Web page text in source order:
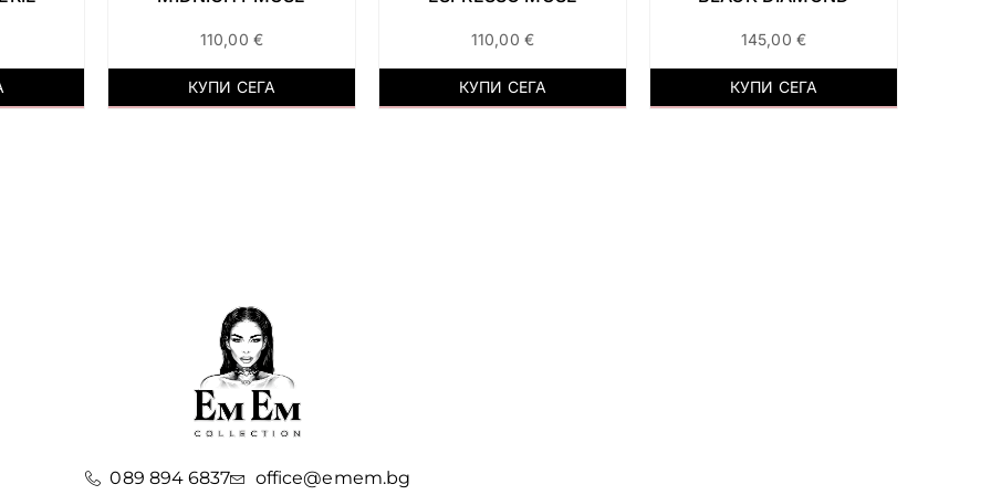
110,00 €
КУПИ СЕГА
110,00 €
КУПИ СЕГА
145,00 €
КУПИ СЕГА
089 894 6837 office@emem.bg